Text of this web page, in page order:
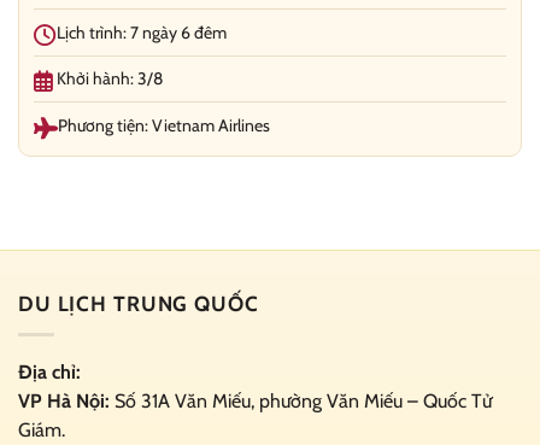
Lịch trình: 7 ngày 6 đêm
Khởi hành: 3/8
Phương tiện: Vietnam Airlines
DU LỊCH TRUNG QUỐC
Địa chỉ:
VP Hà Nội: Số 31A Văn Miếu, phường Văn Miếu – Quốc Tử
Giám.